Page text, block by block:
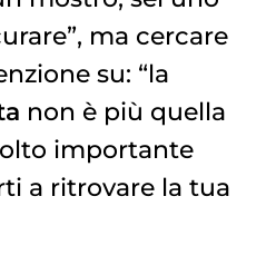
ma cercare
su: “la
non è più quella
importante
a ritrovare la tua